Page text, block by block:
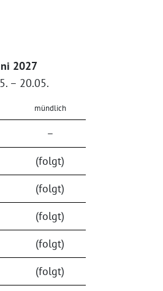
2027
– 20.05.
mündlich
–
(folgt)
(folgt)
(folgt)
(folgt)
(folgt)